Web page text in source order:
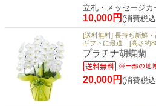
立札・メッセージカ
10,000円 (消費税
[送料無料] 長持ち新鮮
ギフトに最適 [高さ約
プラチナ胡蝶蘭
20,000円 (消費税